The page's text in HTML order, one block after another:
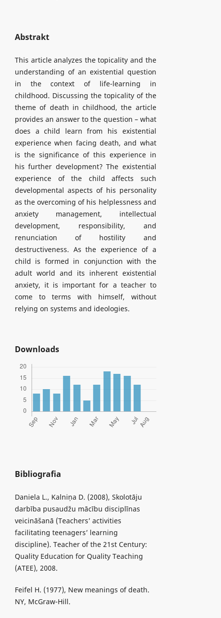
Abstrakt
This article analyzes the topicality and the
understanding of an existential question
in the context of life-learning in
childhood. Discussing the topicality of the
theme of death in childhood, the article
provides an answer to the question – what
does a child learn from his existential
experience when facing death, and what
is the significance of this experience in
his further development? The existential
experience of the child affects such
developmental aspects of his personality
as the overcoming of his helplessness and
anxiety management, intellectual
development, responsibility, and
renunciation of hostility and
destructiveness. As the experience of a
child is formed in conjunction with the
adult world and its inherent existential
anxiety, it is important for a teacher to
come to terms with himself, without
relying on systems and ideologies.
Downloads
Bibliografia
Daniela L., Kalniņa D. (2008), Skolotāju
darbība pusaudžu mācību disciplīnas
veicināšanā (Teachers’ activities
facilitating teenagers’ learning
discipline). Teacher of the 21st Century:
Quality Education for Quality Teaching
(ATEE), 2008.
Feifel H. (1977), New meanings of death.
NY, McGraw-Hill.